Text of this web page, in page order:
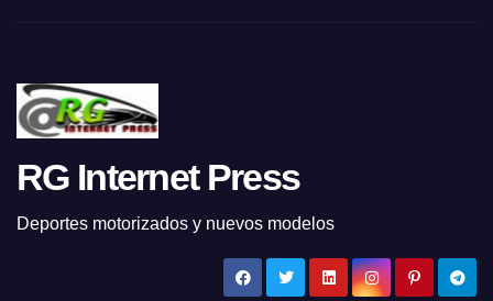
RG Internet Press
Deportes motorizados y nuevos modelos